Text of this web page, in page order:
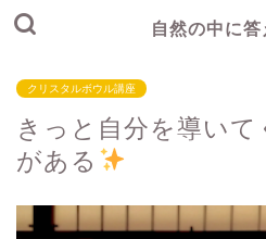
自然の中に
クリスタルボウル講座
きっと自分を導い
がある